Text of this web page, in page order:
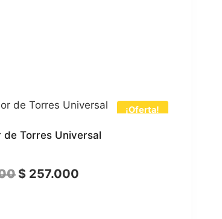
¡Oferta!
de Torres Universal
El
$ 257.000